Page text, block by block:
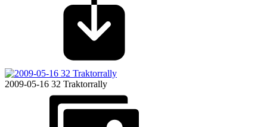
2009-05-16 32 Traktorrally